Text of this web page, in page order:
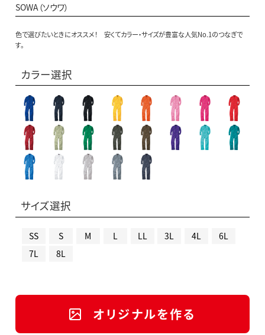
SOWA（ソウワ）
色で選びたいときにオススメ！ 安くてカラー・サイズが豊富な人気No.1のつなぎで
す。
カラー選択
サイズ選択
SS S M L LL 3L 4L
6L
7L
8L
オリジナルを作る